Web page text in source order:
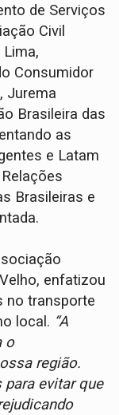
de Serviços
Civil
Consumidor
Jurema
Brasileira das
as
e Latam
Brasileiras e
enfatizou
no transporte
local. “A
o
região.
evitar que